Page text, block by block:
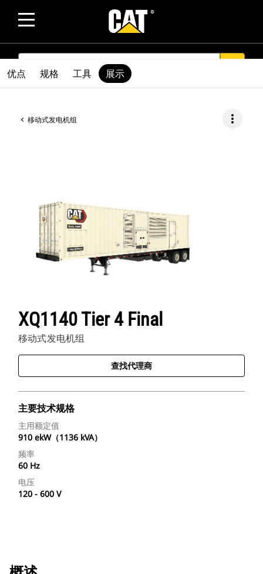
SEARCH
移动式发电机组 more_vert
XQ1140 Tier 4 Final
移动式发电机组
查找代理商
主要技术规格
主用额定值
910 ekW（1136 kVA）
频率
60 Hz
电压
120 - 600 V
优点 规格 工具 展示